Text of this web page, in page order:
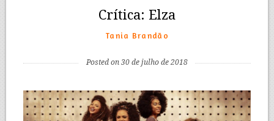
Crítica: Elza
Tania Brandão
Posted on 30 de julho de 2018